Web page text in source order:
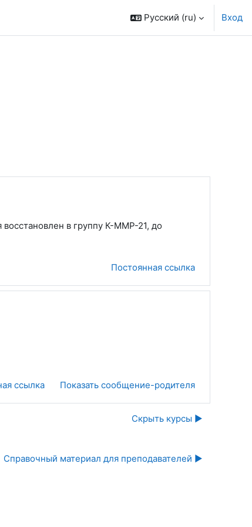
Русский ‎(ru)‎ Вход
в группу К-ММР-21, до
Постоянная ссылка
ссылка
Показать сообщение-родителя
Скрыть курсы ▶︎
Справочный материал для преподавателей ▶︎